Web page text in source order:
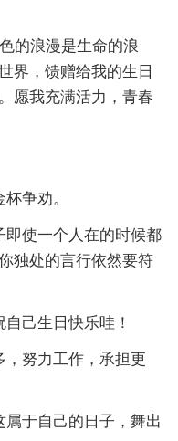
的浪漫是生命的浪
界，馈赠给我的生日
愿我充满活力，青春
争劝。
使一个人在的时候都
独处的言行依然要符
己生日快乐哇！
努力工作，承担更
于自己的日子，舞出